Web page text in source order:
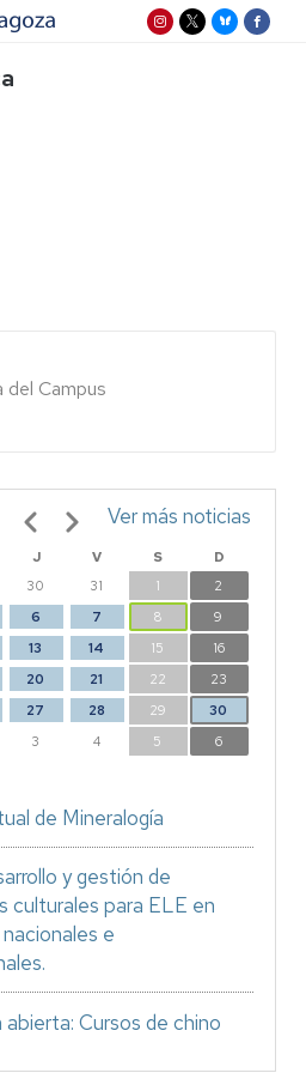
del Campus
J V S
D
30 31 1
2
6 7 8
9
13 14 15
16
20 21 22
23
27 28 29
30
3 4 5 6
Paginación Ver más noticias
de Mineralogía
y gestión de
culturales para ELE en
e
abierta: Cursos de chino